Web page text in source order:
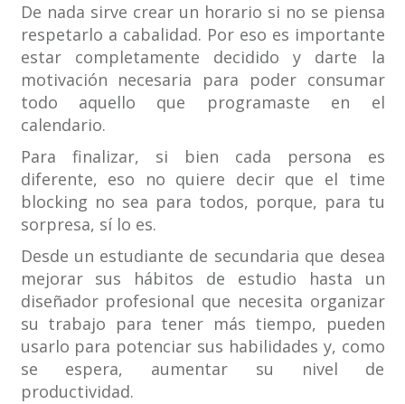
De nada sirve crear un horario si no se piensa
respetarlo a cabalidad. Por eso es importante
estar completamente decidido y darte la
motivación necesaria para poder consumar
todo aquello que programaste en el
calendario.
Para finalizar, si bien cada persona es
diferente, eso no quiere decir que el time
blocking no sea para todos, porque, para tu
sorpresa, sí lo es.
Desde un estudiante de secundaria que desea
mejorar sus hábitos de estudio hasta un
diseñador profesional que necesita organizar
su trabajo para tener más tiempo, pueden
usarlo para potenciar sus habilidades y, como
se espera, aumentar su nivel de
productividad.